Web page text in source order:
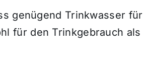
genügend Trinkwasser für
für den Trinkgebrauch als